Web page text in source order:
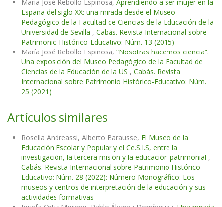
María José Rebollo Espinosa, Aprendiendo a ser mujer en la
España del siglo XX: una mirada desde el Museo
Pedagógico de la Facultad de Ciencias de la Educación de la
Universidad de Sevilla , Cabás. Revista Internacional sobre
Patrimonio Histórico-Educativo: Núm. 13 (2015)
María José Rebollo Espinosa, “Nosotras hacemos ciencia”.
Una exposición del Museo Pedagógico de la Facultad de
Ciencias de la Educación de la US , Cabás. Revista
Internacional sobre Patrimonio Histórico-Educativo: Núm.
25 (2021)
Artículos similares
Rosella Andreassi, Alberto Barausse, El Museo de la
Educación Escolar y Popular y el Ce.S.I.S, entre la
investigación, la tercera misión y la educación patrimonial ,
Cabás. Revista Internacional sobre Patrimonio Histórico-
Educativo: Núm. 28 (2022): Número Monográfico: Los
museos y centros de interpretación de la educación y sus
actividades formativas